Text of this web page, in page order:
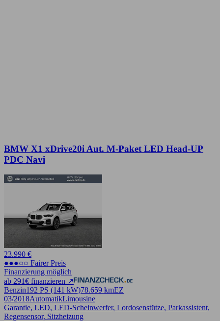
BMW X1 xDrive20i Aut. M-Paket LED Head-UP
PDC Navi
23.990 €
●●●○○ Fairer Preis
Finanzierung möglich
ab 291€ finanzieren ↗
Benzin192 PS (141 kW)78.659 kmEZ
03/2018AutomatikLimousine
Garantie, LED, LED-Scheinwerfer, Lordosenstütze, Parkassistent,
Regensensor, Sitzheizung